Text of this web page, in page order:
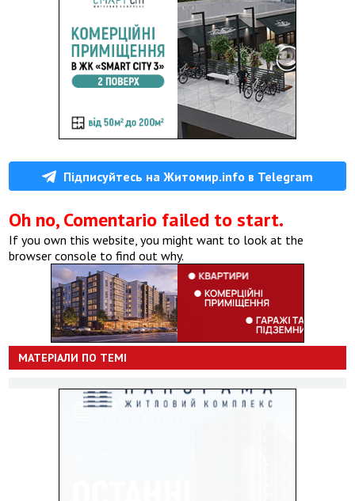
Підписуйтесь на Житомир.info в Telegram
Oh no, Comentario failed to start.
If you own this website, you might want to look at the
browser console to find out why.
МАТЕРІАЛИ ПО ТЕМІ